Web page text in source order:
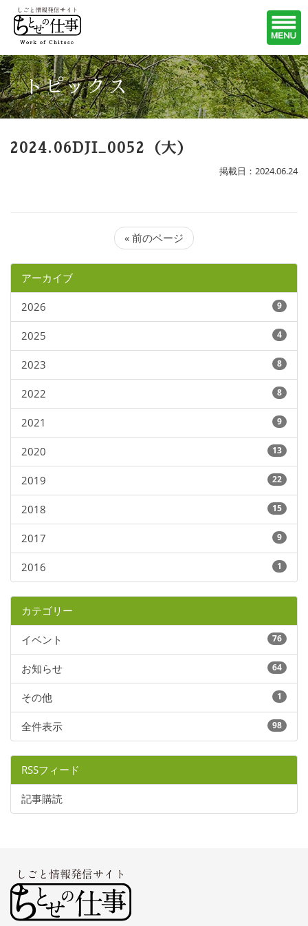
トピックス
2024.06DJI_0052（大）
掲載日：2024.06.24
« 前のページ
アーカイブ
2026 9
2025 4
2023 8
2022 8
2021 9
2020 13
2019 22
2018 15
2017 9
2016 1
カテゴリー
イベント 76
お知らせ 64
その他 1
全件表示 98
RSSフィード
記事購読